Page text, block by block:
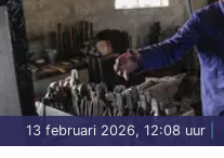
13 februari 2026, 12:08 uur